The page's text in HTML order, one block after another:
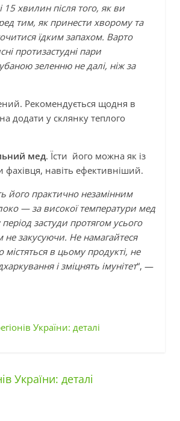
хвилин після того, як ви
тим, як принести хворому та
їдким запахом. Варто
протизастудні пари
зеленню не далі, ніж за
Рекомендується щодня в
додати у склянку теплого
мед. Їсти його можна як із
фахівця, навіть ефективніший.
його практично незамінним
— за високої температури мед
застуди протягом усього
закусуючи. Не намагайтеся
в цьому продукті, не
і зміцнять імунітет“, —
України: деталі
України: деталі